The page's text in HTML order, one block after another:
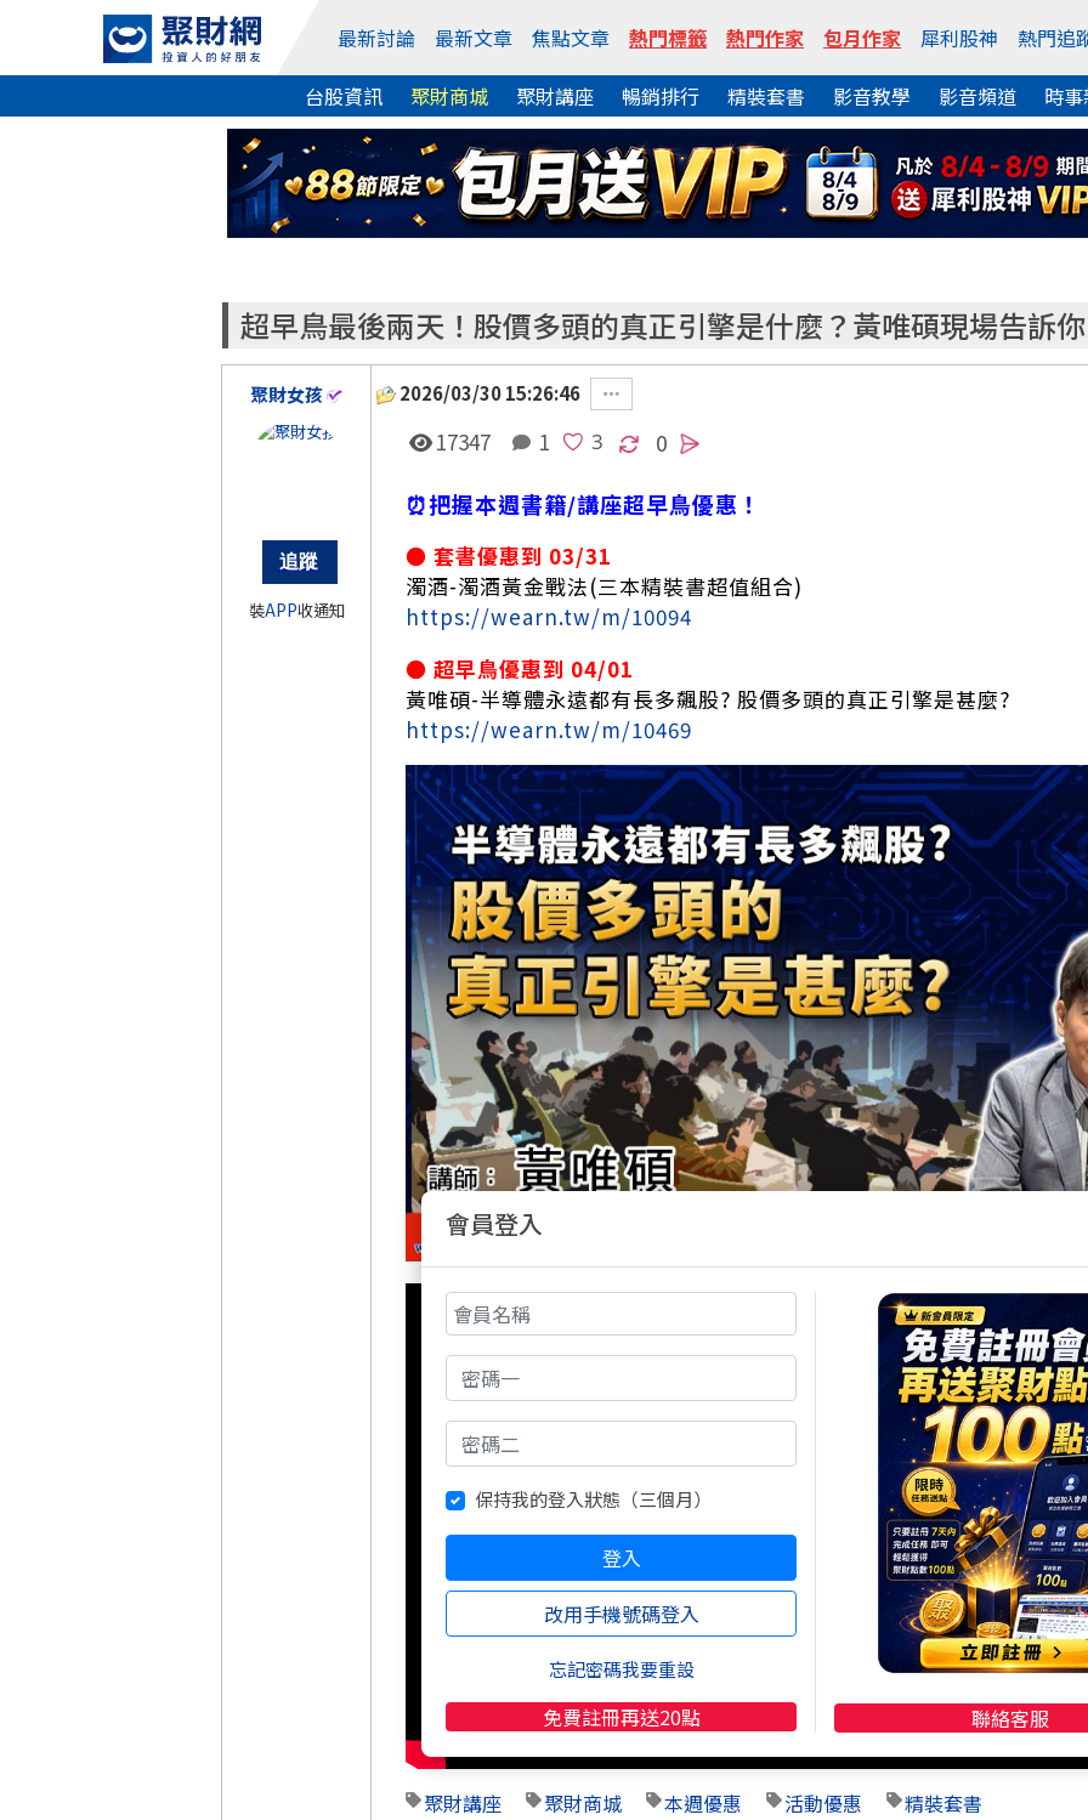
最新討論 最新文章 焦點文章 熱門標籤 熱門作家 包月作家 犀利股神
熱門追
台股資訊
聚財商城 聚財講座 暢銷排行 精裝套書 影音教學 影音頻道 時
超早鳥最後兩天！股價多頭的真正引擎是什麼？黃唯碩現場告訴你
聚財女孩
裝APP收通知
2026/03/30 15:26:46
17347 1
0
⏰把握本週書籍/講座超早鳥優惠！
● 套書優惠到 03/31
濁酒-濁酒黃金戰法(三本精裝書超值組合)
https://wearn.tw/m/10094
● 超早鳥優惠到 04/01
黃唯碩-半導體永遠都有長多飆股? 股價多頭的真正引擎是甚麼?
https://wearn.tw/m/10469
聚財講座 聚財商城 本週優惠 活動優惠 精裝套書
會員登入
保持我的登入狀態（三個月）
登入
改用手機號碼登入
忘記密碼我要重設
免費註冊再送20點 聯絡客服